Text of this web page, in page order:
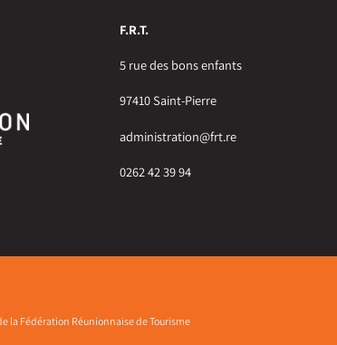
F.R.T.
5 rue des bons enfants
97410 Saint-Pierre
administration@frt.re
0262 42 39 94
la Fédération Réunionnaise de Tourisme